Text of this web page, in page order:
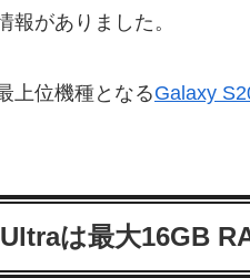
報がありました。
上位機種となるGalaxy
は最大16GB